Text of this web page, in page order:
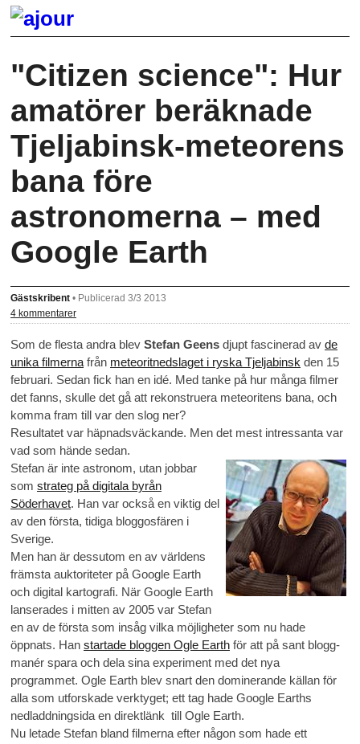
"Citizen science": Hur
amatörer beräknade
Tjeljabinsk-meteorens
bana före
astronomerna – med
Google Earth
Gästskribent • Publicerad 3/3 2013
4 kommentarer
Som de flesta andra blev Stefan Geens djupt fascinerad av de
unika filmerna från meteoritnedslaget i ryska Tjeljabinsk den 15
februari. Sedan fick han en idé. Med tanke på hur många filmer
det fanns, skulle det gå att rekonstruera meteoritens bana, och
komma fram till var den slog ner?
Resultatet var häpnadsväckande. Men det mest intressanta var
vad som hände sedan.
Stefan är inte astronom, utan jobbar
som strateg på digitala byrån
Söderhavet. Han var också en viktig del
av den första, tidiga bloggosfären i
Sverige.
Men han är dessutom en av världens
främsta auktoriteter på Google Earth
och digital kartografi. När Google Earth
lanserades i mitten av 2005 var Stefan
en av de första som insåg vilka möjligheter som nu hade
öppnats. Han startade bloggen Ogle Earth för att på sant blogg-
manér spara och dela sina experiment med det nya
programmet. Ogle Earth blev snart den dominerande källan för
alla som utforskade verktyget; ett tag hade Google Earths
nedladdningsida en direktlänk till Ogle Earth.
Nu letade Stefan bland filmerna efter någon som hade ett